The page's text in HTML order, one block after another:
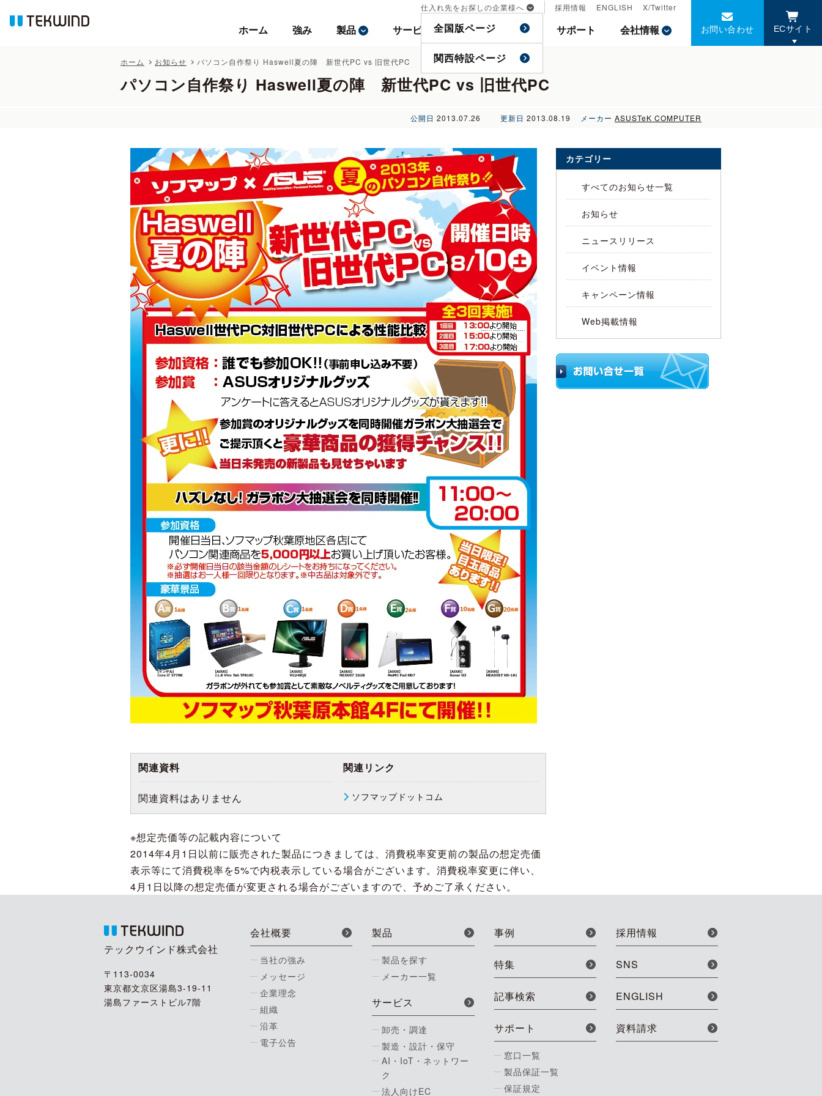
ホーム 強み 製品 サービス 事例 特集 サポート 会社情報
仕入れ先をお探しの企業様へ
全国版ページ
関西特設ページ
採用情報 ENGLISH X/Twitter
お問い合わせ ECサイト
ホーム お知らせ パソコン自作祭り Haswell夏の陣 新世代PC vs 旧世代PC
パソコン自作祭り Haswell夏の陣 新世代PC vs 旧世代PC
公開日 2013.07.26 更新日 2013.08.19 メーカー ASUSTeK COMPUTER
ホーム 強み 製品 サービス 事例 特集 サポート 会社情報
仕入れ先をお探しの企業様へ
全国版ページ
関西特設ページ
採用情報 ENGLISH X/Twitter
お問い合わせ ECサイト
関連資料
関連資料はありません
関連リンク
ソフマップドットコム
※想定売価等の記載内容について
2014年4月1日以前に販売された製品につきましては、消費税率変更前の製品の想定売価
表示等にて消費税率を5%で内税表示している場合がございます。消費税率変更に伴い、
4月1日以降の想定売価が変更される場合がございますので、予めご了承ください。
カテゴリー
すべてのお知らせ一覧
お知らせ
ニュースリリース
イベント情報
キャンペーン情報
Web掲載情報
テックウインド株式会社
〒113-0034
東京都文京区湯島3-19-11
湯島ファーストビル7階
会社概要
当社の強み
メッセージ
企業理念
組織
沿革
電子公告
製品
製品を探す
メーカー一覧
サービス
卸売・調達
製造・設計・保守
AI・IoT・ネットワー
ク
法人向けEC
事例
特集
記事検索
サポート
窓口一覧
製品保証一覧
保証規定
採用情報
SNS
ENGLISH
資料請求